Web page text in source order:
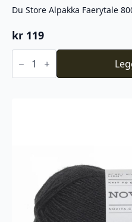
Du Store Alpakka Faerytale
kr 119
Du
Store
Faerytale